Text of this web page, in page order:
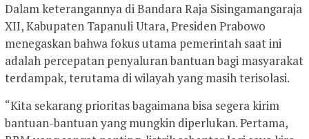
Dalam keterangannya di Bandara Raja Sisingamangaraja
XII, Kabupaten Tapanuli Utara, Presiden Prabowo
menegaskan bahwa fokus utama pemerintah saat ini
adalah percepatan penyaluran bantuan bagi masyarakat
terdampak, terutama di wilayah yang masih terisolasi.
“Kita sekarang prioritas bagaimana bisa segera kirim
bantuan-bantuan yang mungkin diperlukan. Pertama,